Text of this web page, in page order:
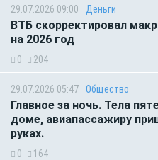
29.07.2026 09:00 Деньги
ВТБ скорректировал
на 2026 год
0 204
29.07.2026 05:47 Общество
Главное за ночь. Тела
доме, авиапассажиру
руках.
0 164